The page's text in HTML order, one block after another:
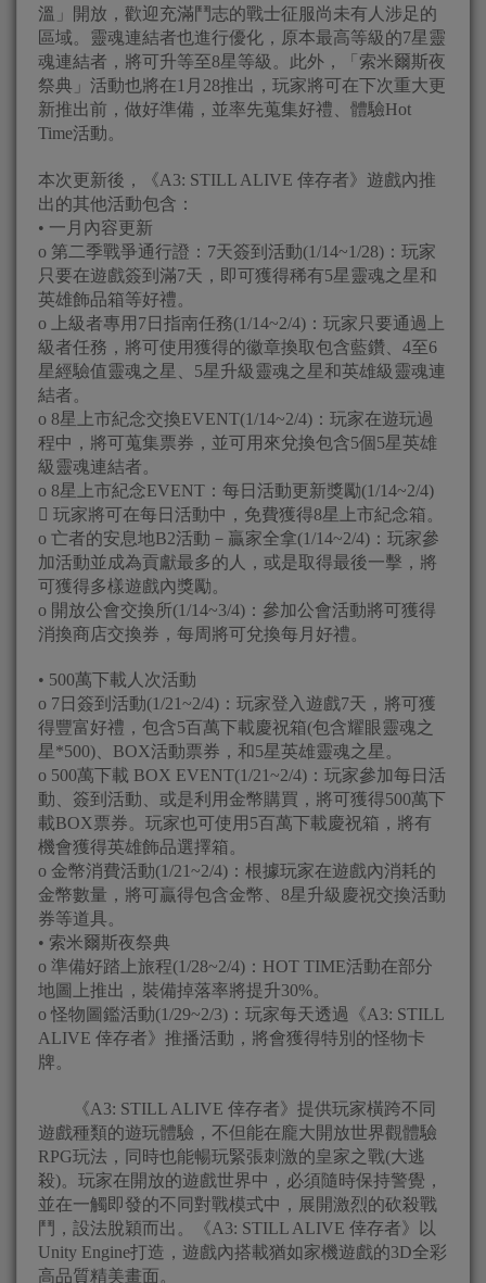
溫」開放，歡迎充滿鬥志的戰士征服尚未有人涉足的
區域。靈魂連結者也進行優化，原本最高等級的7星靈
魂連結者，將可升等至8星等級。此外，「索米爾斯夜
祭典」活動也將在1月28推出，玩家將可在下次重大更
新推出前，做好準備，並率先蒐集好禮、體驗Hot
Time活動。
本次更新後，《A3: STILL ALIVE 倖存者》遊戲內推
出的其他活動包含：
• 一月內容更新
o 第二季戰爭通行證：7天簽到活動(1/14~1/28)：玩家
只要在遊戲簽到滿7天，即可獲得稀有5星靈魂之星和
英雄飾品箱等好禮。
o 上級者專用7日指南任務(1/14~2/4)：玩家只要通過上
級者任務，將可使用獲得的徽章換取包含藍鑽、4至6
星經驗值靈魂之星、5星升級靈魂之星和英雄級靈魂連
結者。
o 8星上市紀念交換EVENT(1/14~2/4)：玩家在遊玩過
程中，將可蒐集票券，並可用來兌換包含5個5星英雄
級靈魂連結者。
o 8星上市紀念EVENT：每日活動更新獎勵(1/14~2/4)
 玩家將可在每日活動中，免費獲得8星上市紀念箱。
o 亡者的安息地B2活動－贏家全拿(1/14~2/4)：玩家參
加活動並成為貢獻最多的人，或是取得最後一擊，將
可獲得多樣遊戲內獎勵。
o 開放公會交換所(1/14~3/4)：參加公會活動將可獲得
消換商店交換券，每周將可兌換每月好禮。
• 500萬下載人次活動
o 7日簽到活動(1/21~2/4)：玩家登入遊戲7天，將可獲
得豐富好禮，包含5百萬下載慶祝箱(包含耀眼靈魂之
星*500)、BOX活動票券，和5星英雄靈魂之星。
o 500萬下載 BOX EVENT(1/21~2/4)：玩家參加每日活
動、簽到活動、或是利用金幣購買，將可獲得500萬下
載BOX票券。玩家也可使用5百萬下載慶祝箱，將有
機會獲得英雄飾品選擇箱。
o 金幣消費活動(1/21~2/4)：根據玩家在遊戲內消耗的
金幣數量，將可贏得包含金幣、8星升級慶祝交換活動
券等道具。
• 索米爾斯夜祭典
o 準備好踏上旅程(1/28~2/4)：HOT TIME活動在部分
地圖上推出，裝備掉落率將提升30%。
o 怪物圖鑑活動(1/29~2/3)：玩家每天透過《A3: STILL
ALIVE 倖存者》推播活動，將會獲得特別的怪物卡
牌。
《A3: STILL ALIVE 倖存者》提供玩家橫跨不同
遊戲種類的遊玩體驗，不但能在龐大開放世界觀體驗
RPG玩法，同時也能暢玩緊張刺激的皇家之戰(大逃
殺)。玩家在開放的遊戲世界中，必須隨時保持警覺，
並在一觸即發的不同對戰模式中，展開激烈的砍殺戰
鬥，設法脫穎而出。《A3: STILL ALIVE 倖存者》以
Unity Engine打造，遊戲內搭載猶如家機遊戲的3D全彩
高品質精美畫面。